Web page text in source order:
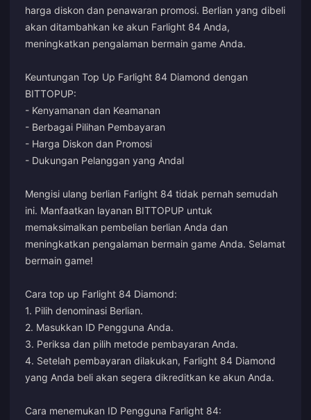
harga diskon dan penawaran promosi. Berlian yang dibeli
akan ditambahkan ke akun Farlight 84 Anda,
meningkatkan pengalaman bermain game Anda.
Keuntungan Top Up Farlight 84 Diamond dengan
BITTOPUP:
- Kenyamanan dan Keamanan
- Berbagai Pilihan Pembayaran
- Harga Diskon dan Promosi
- Dukungan Pelanggan yang Andal
Mengisi ulang berlian Farlight 84 tidak pernah semudah
ini. Manfaatkan layanan BITTOPUP untuk
memaksimalkan pembelian berlian Anda dan
meningkatkan pengalaman bermain game Anda. Selamat
bermain game!
Cara top up Farlight 84 Diamond:
1. Pilih denominasi Berlian.
2. Masukkan ID Pengguna Anda.
3. Periksa dan pilih metode pembayaran Anda.
4. Setelah pembayaran dilakukan, Farlight 84 Diamond
yang Anda beli akan segera dikreditkan ke akun Anda.
Cara menemukan ID Pengguna Farlight 84: